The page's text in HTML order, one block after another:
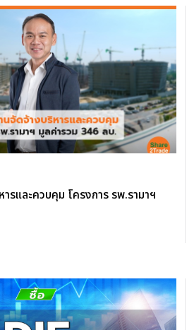
รและควบคุม โครงการ รพ.รามาฯ